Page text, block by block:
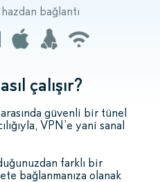
bağlantı
çalışır?
güvenli bir tünel
VPN’e yani sanal
farklı bir
bağlanmanıza olanak